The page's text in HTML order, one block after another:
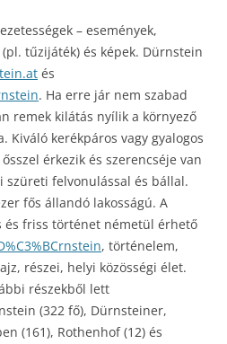
– események,
tűzijáték) és képek. Dürnstein
és
. Ha erre jár nem szabad
remek kilátás nyílik a környező
Kiváló kerékpáros vagy gyalogos
érkezik és szerencséje van
felvonulással és bállal.
fős állandó lakosságú. A
és friss történet németül érhető
, történelem,
részei, helyi közösségi élet.
részekből lett
(322 fő), Dürnsteiner,
(161), Rothenhof (12) és